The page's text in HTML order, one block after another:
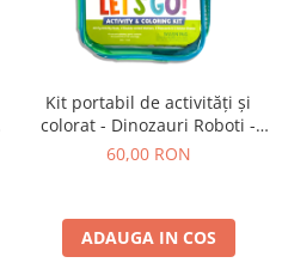
Kit portabil de activități și
colorat - Dinozauri Roboti -
Let's Go! Robo Dinos
60,00 RON
ADAUGA IN COS